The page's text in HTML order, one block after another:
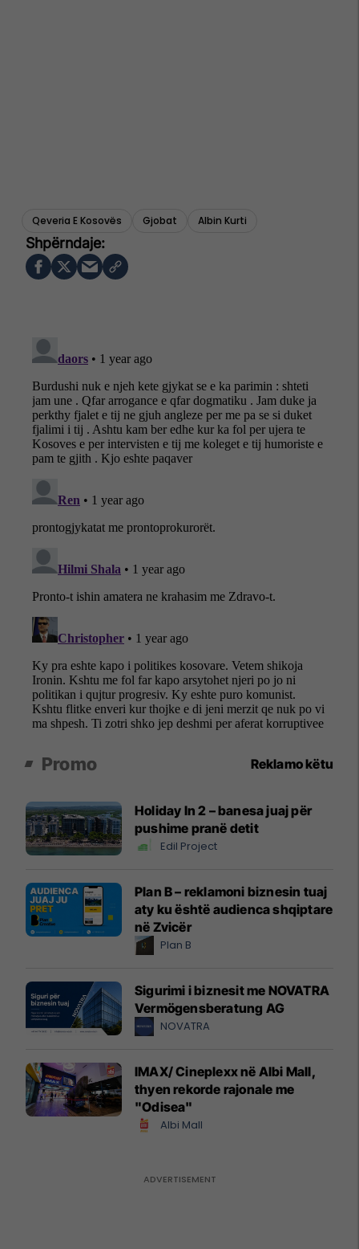
Qeveria E Kosovës Gjobat Albin Kurti
Promo Reklamo këtu
Holiday In 2 – banesa juaj për
pushime pranë detit
Edil Project
Plan B – reklamoni biznesin tuaj
aty ku është audienca shqiptare
në Zvicër
Plan B
Sigurimi i biznesit me NOVATRA
Vermögensberatung AG
NOVATRA
IMAX/ Cineplexx në Albi Mall,
thyen rekorde rajonale me
"Odisea"
Albi Mall